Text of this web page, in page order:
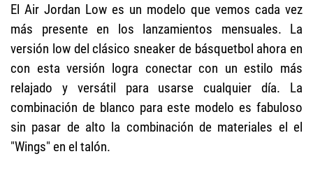
El Air Jordan Low es un modelo que vemos cada vez
más presente en los lanzamientos mensuales. La
versión low del clásico sneaker de básquetbol ahora en
con esta versión logra conectar con un estilo más
relajado y versátil para usarse cualquier día. La
combinación de blanco para este modelo es fabuloso
sin pasar de alto la combinación de materiales el el
"Wings" en el talón.